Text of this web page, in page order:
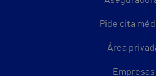
Pide cita
Área
Empresas